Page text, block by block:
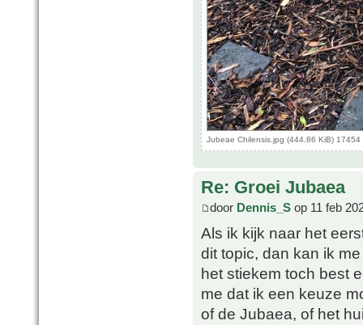
Jubeae Chilensis.jpg (444.86 KiB) 17454
Re: Groei Jubaea
door Dennis_S op 11 feb
Als ik kijk naar het
dit topic, dan kan ik
het stiekem toch best
me dat ik een keuze
of de Jubaea, of het